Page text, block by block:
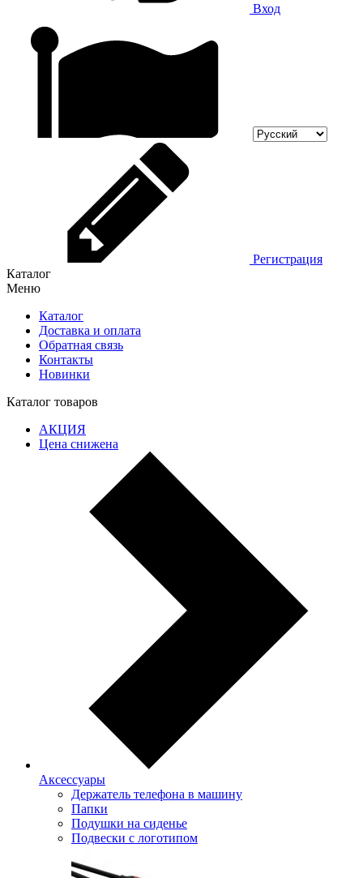
Вход
Регистрация
Каталог
Меню
Каталог
Доставка и оплата
Обратная связь
Контакты
Новинки
Каталог товаров
АКЦИЯ
Цена снижена
Аксессуары
Держатель телефона в машину
Папки
Подушки на сиденье
Подвески с логотипом